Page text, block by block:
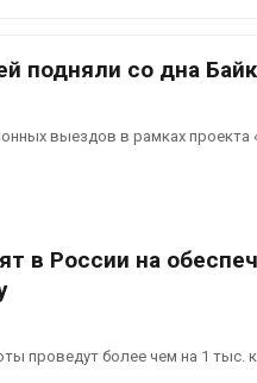
подняли со дна
выездов в рамках проекта
в России на
проведут более чем на 1 тыс.
мусорных
воды
из-за паводков